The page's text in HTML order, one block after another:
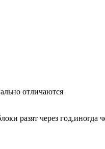
отличаются
разят через год,иногда